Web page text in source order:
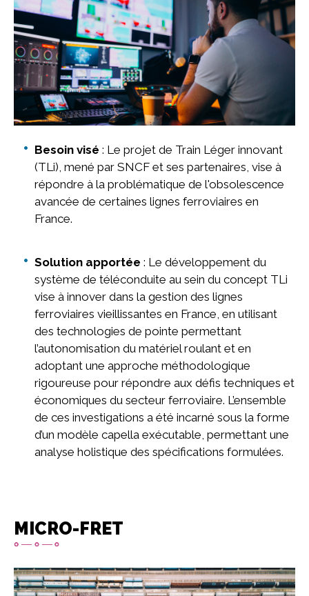
Besoin visé : Le projet de Train Léger innovant
(TLi), mené par SNCF et ses partenaires, vise à
répondre à la problématique de l'obsolescence
avancée de certaines lignes ferroviaires en
France.
Solution apportée : Le développement du
système de téléconduite au sein du concept TLi
vise à innover dans la gestion des lignes
ferroviaires vieillissantes en France, en utilisant
des technologies de pointe permettant
l’autonomisation du matériel roulant et en
adoptant une approche méthodologique
rigoureuse pour répondre aux défis techniques et
économiques du secteur ferroviaire. L’ensemble
de ces investigations a été incarné sous la forme
d’un modèle capella exécutable, permettant une
analyse holistique des spécifications formulées.
MICRO-FRET
Image